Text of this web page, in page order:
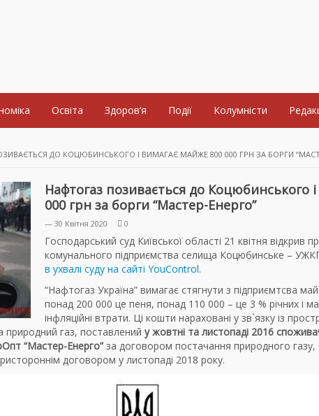
Освіта Здоров’я Події Колумністи
ДО КОЦЮБИНСЬКОГО І ВИМАГАЄ МАЙЖЕ 800 000 ГРН ЗА БОРГИ
Нафтогаз позивається до Коцюбинського
000 грн за борги “Мастер-Енерго”
— 30 Квітня 2020 0
Господарський суд Київської області 21 квітня відкрив
комунального підприємства селища Коцюбинське – УЖКГ
в ухвалі суду на сайті YouControl.
“Нафтогаз Україна” вимагає стягнути з підприємтсва
понад 200 000 це пеня, понад 110 000 – це 3 % річних і
інфляційні втрати. Ці кошти нараховані у зв`язку із
газ, поставлений у жовтні та листопаді 2016
“Мастер-Енерго” за договором постачання природного
договором у листопаді 2018 року.